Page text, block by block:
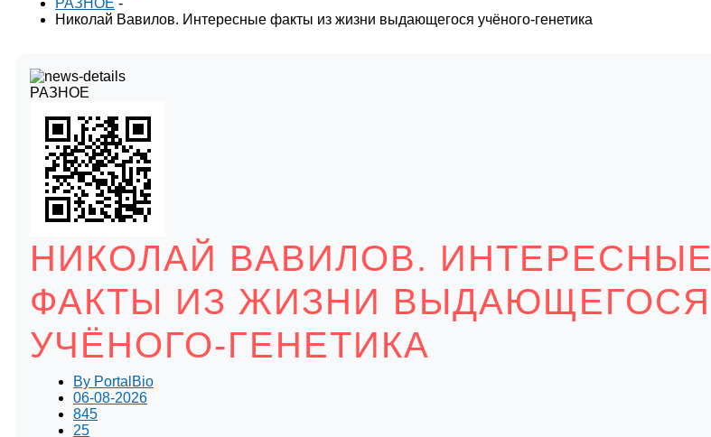
РАЗНОЕ -
Николай Вавилов. Интересные факты из жизни выдающегося учёного-генетика
РАЗНОЕ
НИКОЛАЙ ВАВИЛОВ. ИНТЕРЕСНЫЕ
ФАКТЫ ИЗ ЖИЗНИ ВЫДАЮЩЕГОСЯ
УЧЁНОГО-ГЕНЕТИКА
By PortalBio
06-08-2026
845
25